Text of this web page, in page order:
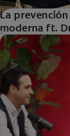
La
moderna ft.